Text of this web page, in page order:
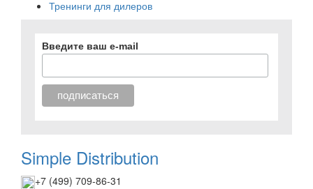
Тренинги для дилеров
Введите ваш e-mail
Simple Distribution
+7 (499) 709-86-31